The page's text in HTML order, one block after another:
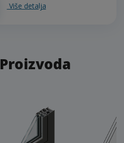
Više detalja
Proizvoda